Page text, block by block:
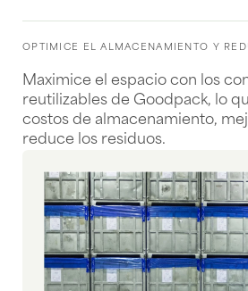
OPTIMICE EL ALMACENAMIENTO Y
Maximice el espacio con los
reutilizables de Goodpack, lo
costos de almacenamiento,
reduce los residuos.